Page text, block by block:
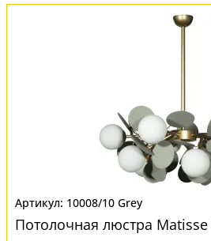
10008/10 Grey
Потолочная люстра